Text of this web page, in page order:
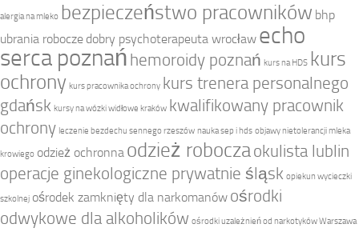
alergia na mleko bezpieczeństwo pracowników bhp
ubrania robocze dobry psychoterapeuta wrocław echo
serca poznań hemoroidy poznań kurs na HDS kurs
ochrony kurs pracownika ochrony kurs trenera personalnego
gdańsk kursy na wózki widłowe kraków kwalifikowany pracownik
ochrony leczenie bezdechu sennego rzeszów nauka sep i hds objawy nietolerancji mleka
krowiego odzież ochronna odzież roboczaokulista lublin
operacje ginekologiczne prywatnie śląsk opiekun wycieczki
szkolnej ośrodek zamknięty dla narkomanów ośrodki
odwykowe dla alkoholików ośrodki uzależnień od narkotyków Warszawa